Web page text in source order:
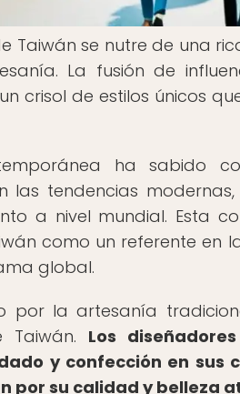
Taiwán se nutre de una
La fusión de
crisol de estilos únicos
ha sabido
las tendencias
a nivel mundial. Esta
como un referente en
global.
por la artesanía
Los
y confección en sus
por su calidad y belleza